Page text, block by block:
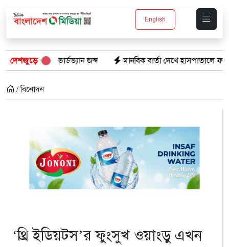
English
দেশজুড়ে
কাভার্ডভ্যান জব্দ মানবিক বার্তা দেখে হাসপাতালে ফখরুল ইসলাম
/ বিনোদন
‘থ্রি ইডিয়টস’র ফুংসুখ ওয়াংড়ু এখন